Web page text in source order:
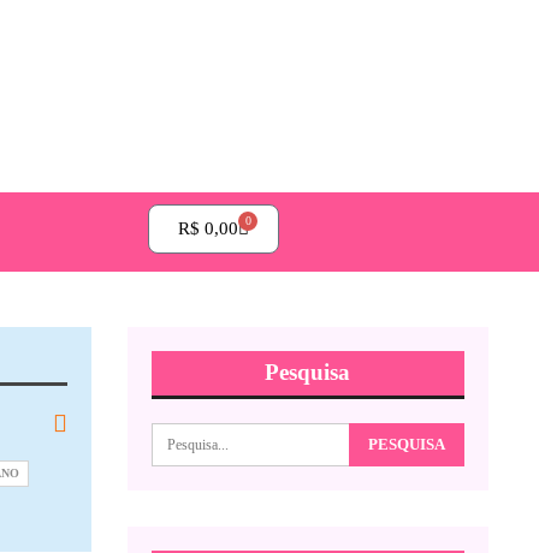
R$ 0,00 0
Pesquisa